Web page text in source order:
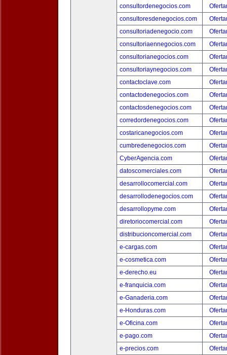
consultordenegocios.com
consultoresdenegocios.com
consultoriadenegocio.com
consultoriaennegocios.com
consultorianegocios.com
consultoriaynegocios.com
contactoclave.com
contactodenegocios.com
contactosdenegocios.com
corredordenegocios.com
costaricanegocios.com
cumbredenegocios.com
CyberAgencia.com
datoscomerciales.com
desarrollocomercial.com
desarrollodenegocios.com
desarrollopyme.com
diretoriocomercial.com
distribucioncomercial.com
e-cargas.com
e-cosmetica.com
e-derecho.eu
e-franquicia.com
e-Ganaderia.com
e-Honduras.com
e-Oficina.com
e-pago.com
e-precios.com